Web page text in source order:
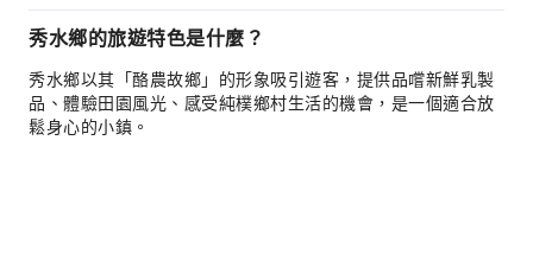
秀水鄉的旅遊特色是什麼？
秀水鄉以其「酪農故鄉」的形象吸引遊客，提供品嚐新鮮乳製
品、體驗田園風光、感受純樸鄉村生活的機會，是一個適合放
鬆身心的小鎮。